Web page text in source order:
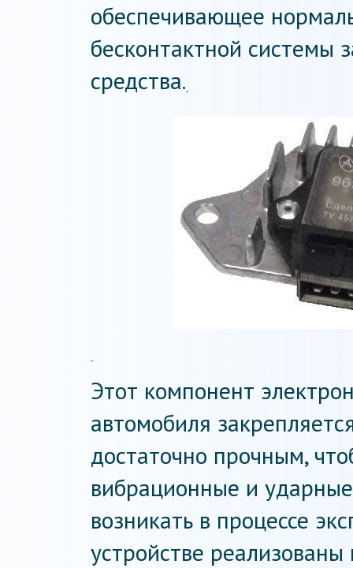
обеспечивающее
бесконтактной системы
средства.
Этот компонент
автомобиля
достаточно прочным,
вибрационные и
возникать в процессе
устройстве